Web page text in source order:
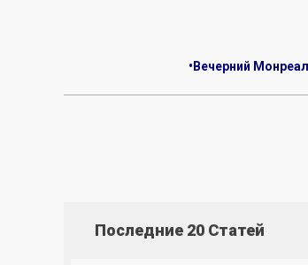
•Вечерний
Последние 20 Статей